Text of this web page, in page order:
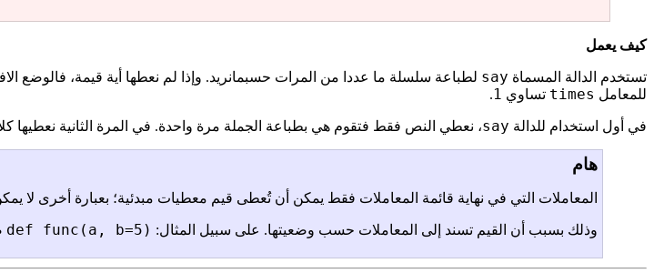
كيف يعمل
تستخدم الدالة المسماة say لطباعة سلسلة ما عددا من المرات حسبمانريد. وإذا لم نعطها أية قيمة،
للمعامل times تساوي 1
.
في أول استخدام للدالة say، نعطي النص فقط فتقوم هي بطباعة الجملة مرة واحدة. في المرة الثانية نعطيها
هام
المعاملات التي في نهاية قائمة المعاملات فقط يمكن أن تُعطى قيم معطيات مبدئية؛ بعبارة أخرى
وذلك بسبب أن القيم تسند إلى المعاملات حسب وضعيتها. على سبيل المثال: def func(a, b=5)